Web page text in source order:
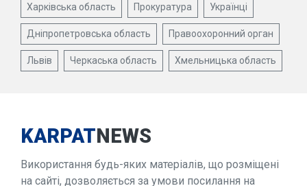
Харківська область Прокуратура Українці
Дніпропетровська область Правоохоронний орган
Львів Черкаська область Хмельницька область
KARPATNEWS
Використання будь-яких матеріалів, що розміщені
на сайті, дозволяється за умови посилання на